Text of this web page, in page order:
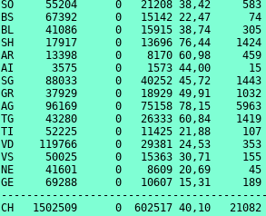
SO     55204      0   21208 38,42
BS     67392      0   15142 22,47
BL     41086      0   15915 38,74
SH     17917      0   13696 76,44
AR     13398      0    8170 60,98
AI      3575      0    1573 44,00
SG     88033      0   40252 45,72
GR     37929      0   18929 49,91
AG     96169      0   75158 78,15
TG     43280      0   26333 60,84
TI     52225      0   11425 21,88
VD    119766      0   29381 24,53
VS     50025      0   15363 30,71
NE     41601      0    8609 20,69
GE     69288      0   10607 15,31
CH   1502509      0  602517 40,10